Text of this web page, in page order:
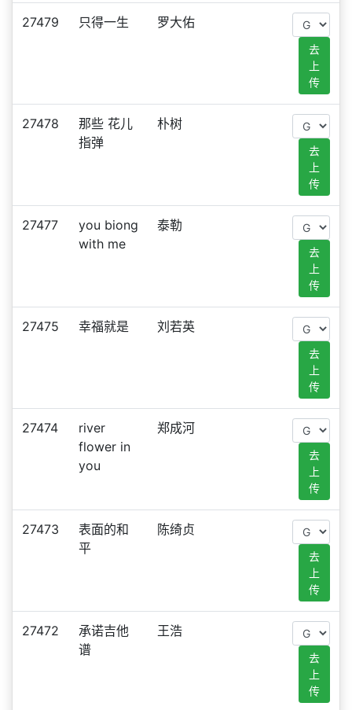
27479 只得一生 罗大佑
去
上
传
27478
那些 花儿
指弹
朴树
去
上
传
27477
you biong
with me
泰勒
去
上
传
27475 幸福就是 刘若英
去
上
传
27474
river
flower in
you
郑成河
去
上
传
27473
表面的和
平
陈绮贞
去
上
传
27472
承诺吉他
谱
王浩
去
上
传